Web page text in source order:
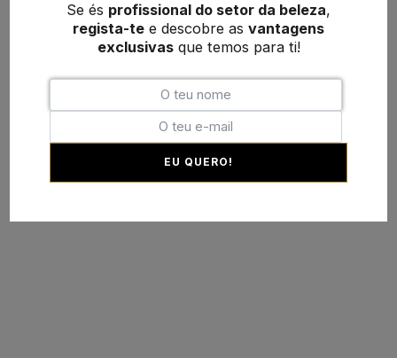
Se és profissional do setor da beleza,
regista-te e descobre as vantagens
exclusivasque temos para ti!
EU QUERO!